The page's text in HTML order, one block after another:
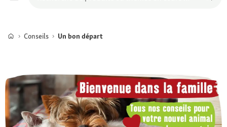
Conseils Un bon départ